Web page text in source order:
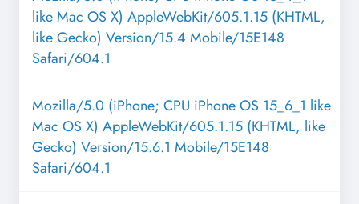
like Mac OS X) AppleWebKit/605.1.15 (KHTML,
like Gecko) Version/15.4 Mobile/15E148
Safari/604.1
Mozilla/5.0 (iPhone; CPU iPhone OS 15_6_1 like
Mac OS X) AppleWebKit/605.1.15 (KHTML, like
Gecko) Version/15.6.1 Mobile/15E148
Safari/604.1